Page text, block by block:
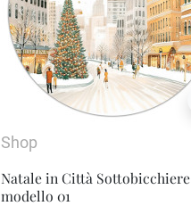
Shop
Natale in Città Sottobicchiere
modello 01